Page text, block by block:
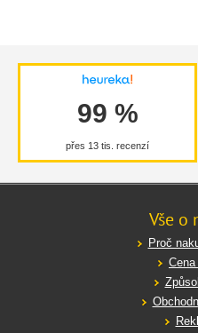
99 %
přes 13 tis. recenzí
Vše o
Proč